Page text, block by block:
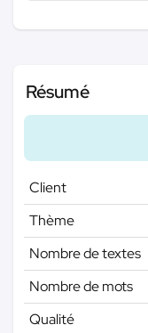
Résumé
Client
Thème
Nombre de textes
Nombre de mots
Qualité